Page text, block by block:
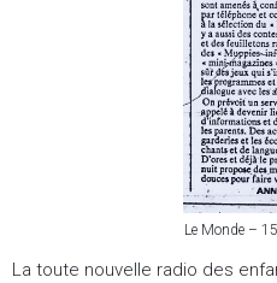
Le Monde –
La toute nouvelle radio des